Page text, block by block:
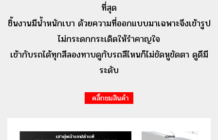
ที่สุด
ชิ้นงานมีน้ำหนักเบา ด้วยความที่ออกแบบมาเฉพาะจึงเข้ารูป
ไม่กระดกกระเดิดให้รำคาญใจ
เข้ากับรถได้ทุกสีลองทาบดูกับรถสีไหนก็ไม่ขัดหูขัดตา ดูดีมี
ระดับ
คลิ๊กชมสินค้า